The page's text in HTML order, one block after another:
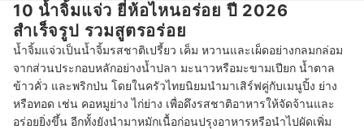
10 น้ำจิ้มแจ่ว ยี่ห้อไหนอร่อย ปี 2026
สำเร็จรูป รวมสูตรอร่อย
น้ำจิ้มแจ่วเป็นน้ำจิ้มรสชาติเปรี้ยว เค็ม หวานและเผ็ดอย่างกลมกล่อม
จากส่วนประกอบหลักอย่างน้ำปลา มะนาวหรือมะขามเปียก น้ำตาล
ข้าวคั่ว และพริกป่น โดยในครัวไทยนิยมนำมาเสิร์ฟคู่กับเมนูปิ้ง ย่าง
หรือทอด เช่น คอหมูย่าง ไก่ย่าง เพื่อดึงรสชาติอาหารให้จัดจ้านและ
อร่อยยิ่งขึ้น อีกทั้งยังนำมาหมักเนื้อก่อนปรุงอาหารหรือนำไปผัดเพิ่ม